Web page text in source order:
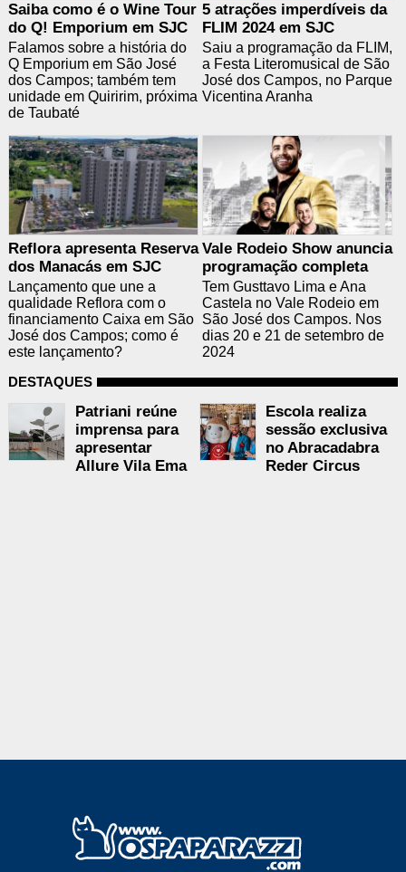
Saiba como é o Wine Tour
do Q! Emporium em SJC
Falamos sobre a história do
Q Emporium em São José
dos Campos; também tem
unidade em Quiririm, próxima
de Taubaté
5 atrações imperdíveis da
FLIM 2024 em SJC
Saiu a programação da FLIM,
a Festa Literomusical de São
José dos Campos, no Parque
Vicentina Aranha
Reflora apresenta Reserva
dos Manacás em SJC
Lançamento que une a
qualidade Reflora com o
financiamento Caixa em São
José dos Campos; como é
este lançamento?
Vale Rodeio Show anuncia
programação completa
Tem Gusttavo Lima e Ana
Castela no Vale Rodeio em
São José dos Campos. Nos
dias 20 e 21 de setembro de
2024
DESTAQUES
Patriani reúne
imprensa para
apresentar
Allure Vila Ema
Escola realiza
sessão exclusiva
no Abracadabra
Reder Circus